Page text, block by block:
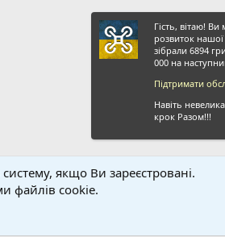
правила Політика конфіденційності
Гість, вітаю!
розвиток
зібрали 6894
000 на
Підтримати
Навіть
крок Разом!!!
якщо Ви зареєстровані.
файлів cookie.